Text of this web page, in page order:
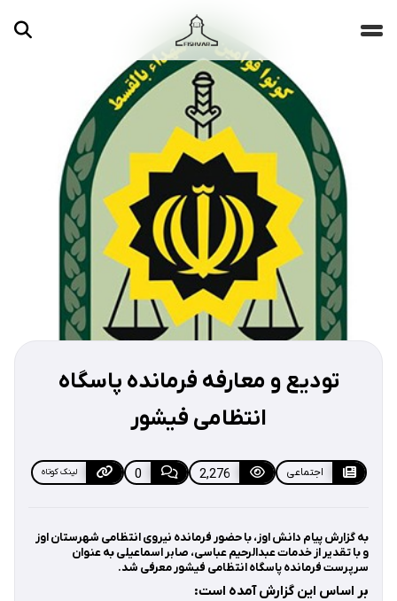
مقالات تصاویر
ویدیوها دسته‌بندی‌ها
جستجو ...
تودیع و معارفه فرمانده پاسگاه
انتظامی فیشور
اجتماعی 2,276
0 لینک کوتاه
به گزارش پیام دانش اوز، با حضور فرمانده نیروی انتظامی شهرستان اوز
و با تقدیر از خدمات عبدالرحیم عباسی، صابر اسماعیلی به عنوان
سرپرست فرمانده پاسگاه انتظامی فیشور معرفی شد.
بر اساس این گزارش آمده است: